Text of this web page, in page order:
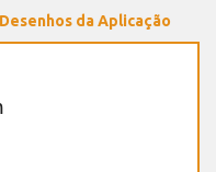
Desenhos da Aplicação